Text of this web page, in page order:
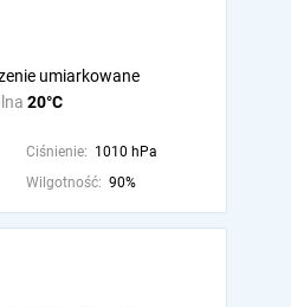
20°C
umiarkowane
Ciśnienie: 1010 hPa
Wilgotność: 90%